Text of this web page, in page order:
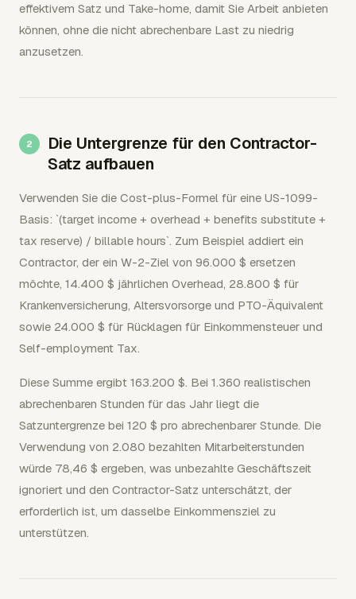
effektivem Satz und Take-home, damit Sie Arbeit anbieten
können, ohne die nicht abrechenbare Last zu niedrig
anzusetzen.
Die Untergrenze für den Contractor-
Satz aufbauen
Verwenden Sie die Cost-plus-Formel für eine US-1099-
Basis: `(target income + overhead + benefits substitute +
tax reserve) / billable hours`. Zum Beispiel addiert ein
Contractor, der ein W-2-Ziel von 96.000 $ ersetzen
möchte, 14.400 $ jährlichen Overhead, 28.800 $ für
Krankenversicherung, Altersvorsorge und PTO-Äquivalent
sowie 24.000 $ für Rücklagen für Einkommensteuer und
Self-employment Tax.
Diese Summe ergibt 163.200 $. Bei 1.360 realistischen
abrechenbaren Stunden für das Jahr liegt die
Satzuntergrenze bei 120 $ pro abrechenbarer Stunde. Die
Verwendung von 2.080 bezahlten Mitarbeiterstunden
würde 78,46 $ ergeben, was unbezahlte Geschäftszeit
ignoriert und den Contractor-Satz unterschätzt, der
erforderlich ist, um dasselbe Einkommensziel zu
unterstützen.